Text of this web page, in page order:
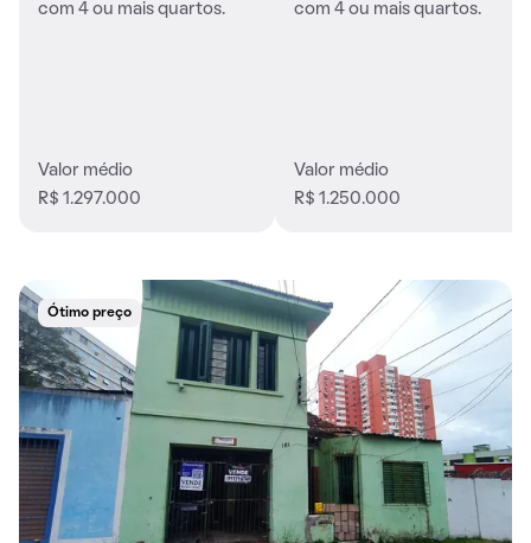
com 4 ou mais quartos.
Valor médio
R$ 1.297.000
com 4 ou mais quartos.
Valor médio
R$ 1.250.000
Ótimo preço